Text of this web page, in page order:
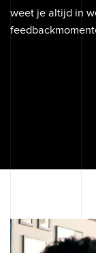
weet je altijd in